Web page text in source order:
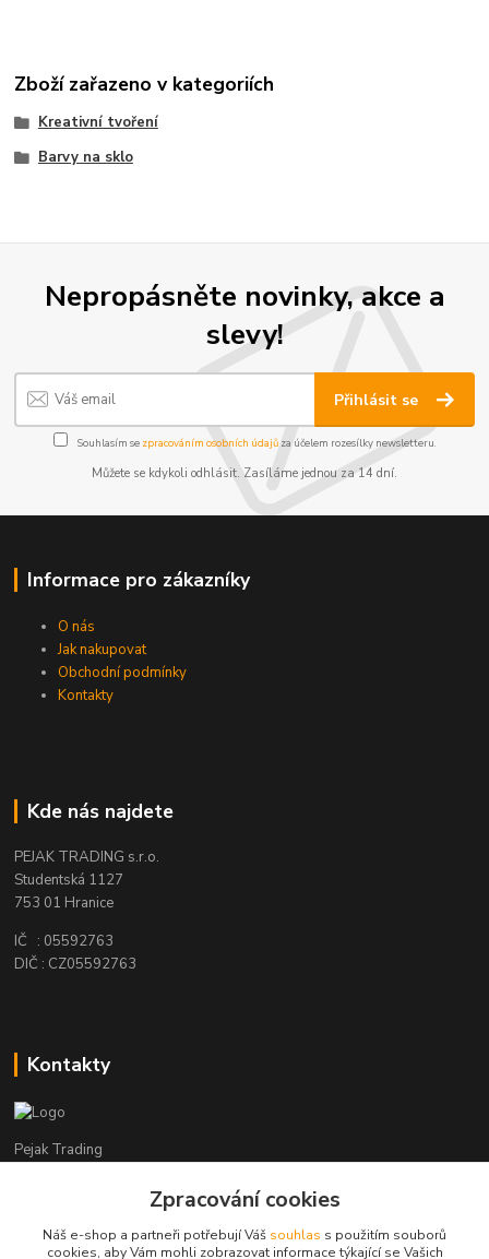
Zboží zařazeno v kategoriích
Kreativní tvoření
Barvy na sklo
Nepropásněte novinky, akce a
slevy!
Přihlásit se
Souhlasím se zpracováním osobních údajůza účelem rozesílky newsletteru.
Můžete se kdykoli odhlásit. Zasíláme jednou za 14 dní.
Informace pro zákazníky
O nás
Jak nakupovat
Obchodní podmínky
Kontakty
Kde nás najdete
PEJAK TRADING s.r.o.
Studentská 1127
753 01 Hranice
IČ : 05592763
DIČ : CZ05592763
Kontakty
Pejak Trading
+ 420 724 280 132
(Po-Pá, 8-16 hod.)
Zpracování cookies
Náš e-shop a partneři potřebují Váš souhlas s použitím souborů
cookies, aby Vám mohli zobrazovat informace týkající se Vašich